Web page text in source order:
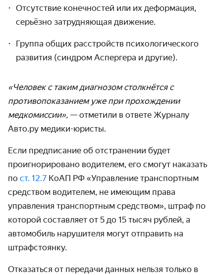
Отсутствие конечностей или их деформация,
серьёзно затрудняющая движение.
Группа общих расстройств психологического
развития (синдром Аспергера и другие).
«Человек с таким диагнозом столкнётся с
противопоказанием уже при прохождении
медкомиссии», — отметили в ответе Журналу
Авто.ру медики-юристы.
Если предписание об отстранении будет
проигнорировано водителем, его смогут наказать
по ст. 12.7 КоАП РФ «Управление транспортным
средством водителем, не имеющим права
управления транспортным средством», штраф по
которой составляет от 5 до 15 тысяч рублей, а
автомобиль нарушителя могут отправить на
штрафстоянку.
Отказаться от передачи данных нельзя только в